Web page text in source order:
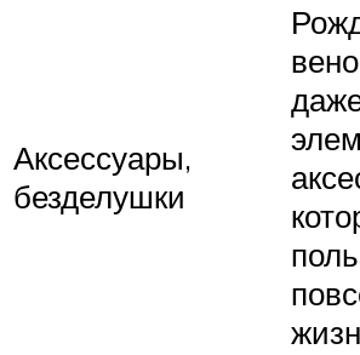
Аксессуары,
безделушки